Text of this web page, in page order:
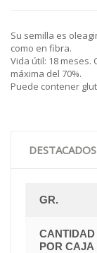
Su semilla es
como en fibra.
Vida útil: 18 meses.
máxima del 70%.
Puede contener
DESTACADOS
GR.
CANTIDAD
POR CAJA